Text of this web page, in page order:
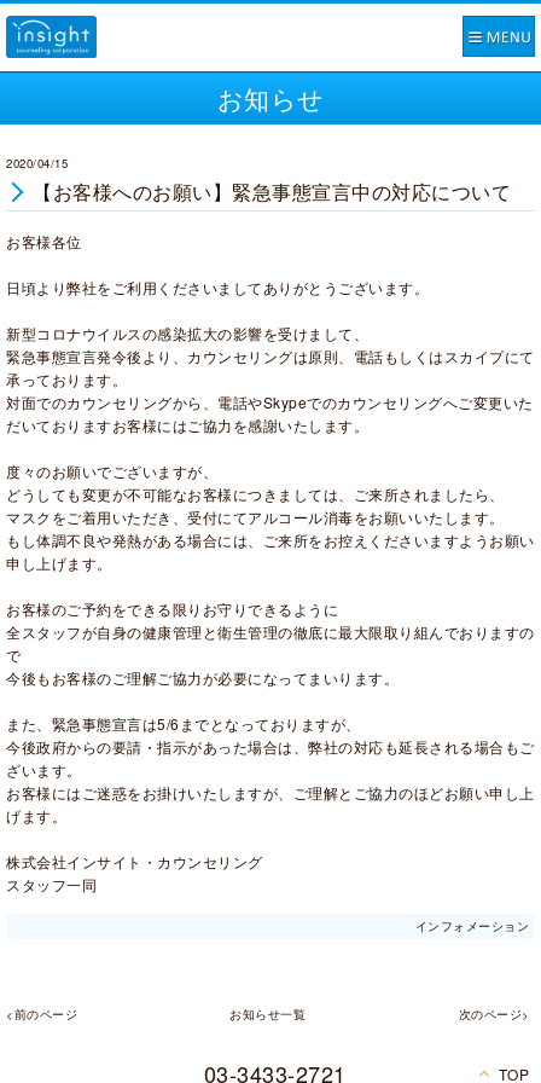
お知らせ
2020/04/15
【お客様へのお願い】緊急事態宣言中の対応について
お客様各位
日頃より弊社をご利用くださいましてありがとうございます。
新型コロナウイルスの感染拡大の影響を受けまして、
緊急事態宣言発令後より、カウンセリングは原則、電話もしくはスカイプにて
承っております。
対面でのカウンセリングから、電話やSkypeでのカウンセリングへご変更いた
だいておりますお客様にはご協力を感謝いたします。
度々のお願いでございますが、
どうしても変更が不可能なお客様につきましては、ご来所されましたら、
マスクをご着用いただき、受付にてアルコール消毒をお願いいたします。
もし体調不良や発熱がある場合には、ご来所をお控えくださいますようお願い
申し上げます。
お客様のご予約をできる限りお守りできるように
全スタッフが自身の健康管理と衛生管理の徹底に最大限取り組んでおりますの
で
今後もお客様のご理解ご協力が必要になってまいります。
また、緊急事態宣言は5/6までとなっておりますが、
今後政府からの要請・指示があった場合は、弊社の対応も延長される場合もご
ざいます。
お客様にはご迷惑をお掛けいたしますが、ご理解とご協力のほどお願い申し上
げます。
株式会社インサイト・カウンセリング
スタッフ一同
インフォメーション
<前のページ お知らせ一覧 次のページ>
03-3433-2721 TOP